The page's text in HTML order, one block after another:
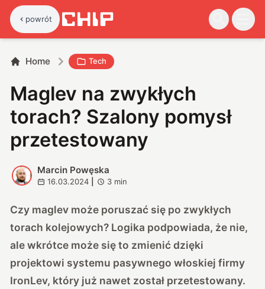
powrót
Home Tech
Maglev na zwykłych
torach? Szalony pomysł
przetestowany
M
Marcin Powęska
16.03.2024 3 min
Czy maglev może poruszać się po zwykłych
torach kolejowych? Logika podpowiada, że nie,
ale wkrótce może się to zmienić dzięki
projektowi systemu pasywnego włoskiej firmy
IronLev, który już nawet został przetestowany.